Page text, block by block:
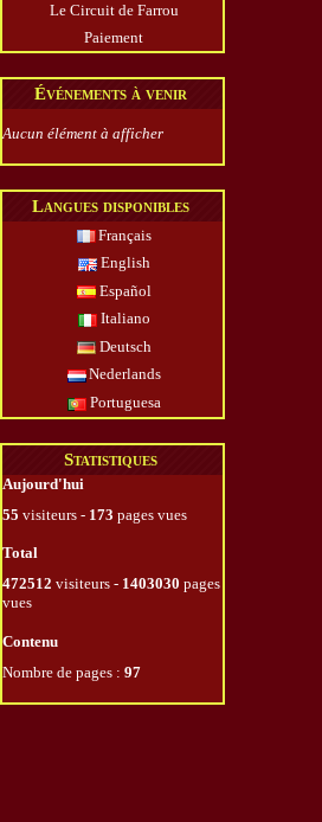
Le Circuit de Farrou
Paiement
Événements à venir
Aucun élément à afficher
Langues disponibles
Français
English
Español
Italiano
Deutsch
Nederlands
Portuguesa
Statistiques
Aujourd'hui
55 visiteurs - 173 pages vues
Total
472512 visiteurs - 1403030 pages
vues
Contenu
Nombre de pages : 97